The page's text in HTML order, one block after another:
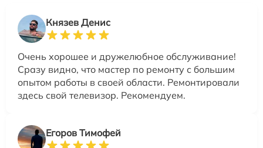
Князев Денис
Очень хорошее и дружелюбное обслуживание!
Сразу видно, что мастер по ремонту с большим
опытом работы в своей области. Ремонтировали
здесь свой телевизор. Рекомендуем.
Егоров Тимофей